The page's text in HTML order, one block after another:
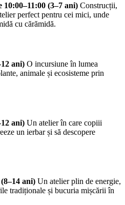
(3–7 ani) Construcții,
perfect pentru cei mici, unde
cu cărămidă.
ani) O incursiune în lumea
animale și ecosisteme prin
ani) Un atelier în care copiii
un ierbar și să descopere
ani) Un atelier plin de energie,
tradiționale și bucuria mișcării în